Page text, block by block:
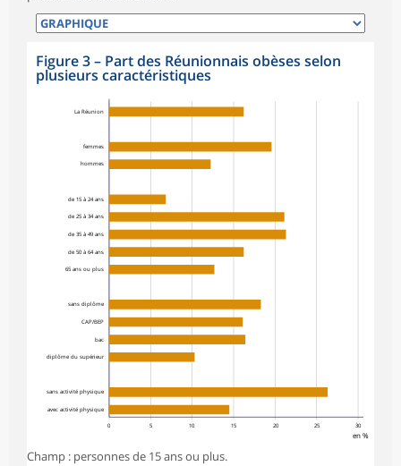
Figure 3– Part des Réunionnais obèses selon
plusieurs caractéristiques
0 5 10 15 20 25 30
en %
La Réunion
femmes
hommes
de 15 à 24 ans
de 25 à 34 ans
de 35 à 49 ans
de 50 à 64 ans
65 ans ou plus
sans diplôme
CAP/BEP
bac
diplôme du supérieur
sans activité physique
avec activité physique
Champ : personnes de 15 ans ou plus.